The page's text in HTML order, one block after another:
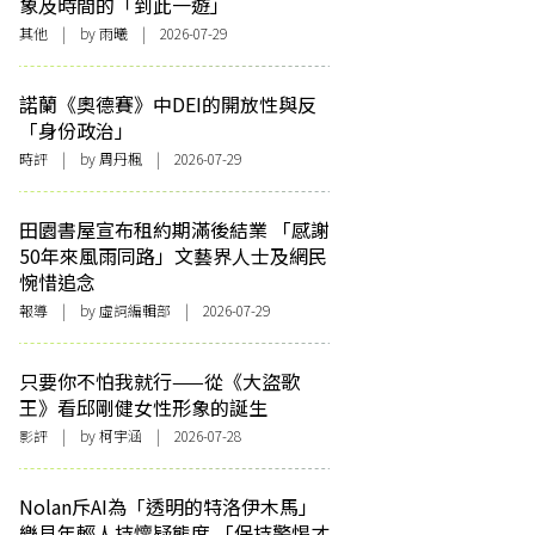
其他 | by 雨曦 | 2026-07-29
諾蘭《奧德賽》中DEI的開放性與反
「身份政治」
時評 | by 周丹楓 | 2026-07-29
田園書屋宣布租約期滿後結業 「感謝
50年來風雨同路」文藝界人士及網民
惋惜追念
報導 | by 虛詞編輯部 | 2026-07-29
只要你不怕我就行——從《大盜歌
王》看邱剛健女性形象的誕生
影評 | by 柯宇涵 | 2026-07-28
Nolan斥AI為「透明的特洛伊木馬」